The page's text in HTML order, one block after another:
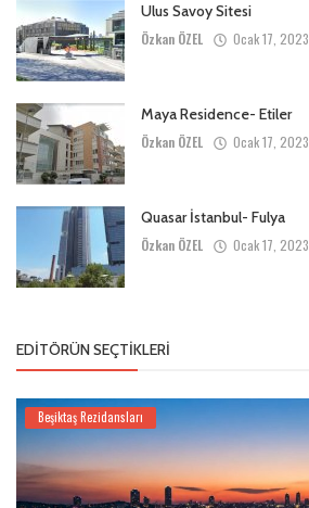
Ulus Savoy Sitesi
Özkan ÖZEL Ocak 17, 2023
Maya Residence- Etiler
Özkan ÖZEL Ocak 17, 2023
Quasar İstanbul- Fulya
Özkan ÖZEL Ocak 17, 2023
EDITÖRÜN SEÇTIKLERI
Beşiktaş Rezidansları